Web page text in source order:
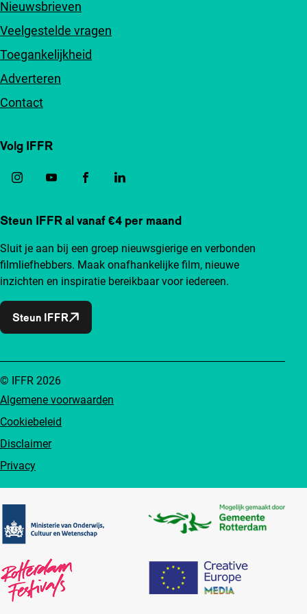
Nieuwsbrieven
Veelgestelde vragen
Toegankelijkheid
Adverteren
Contact
Volg IFFR
Steun IFFR al vanaf €4 per maand
Sluit je aan bij een groep nieuwsgierige en verbonden
filmliefhebbers. Maak onafhankelijke film, nieuwe
inzichten en inspiratie bereikbaar voor iedereen.
Steun IFFR
Algemene voorwaarden
Cookiebeleid
Disclaimer
Privacy
© IFFR 2026